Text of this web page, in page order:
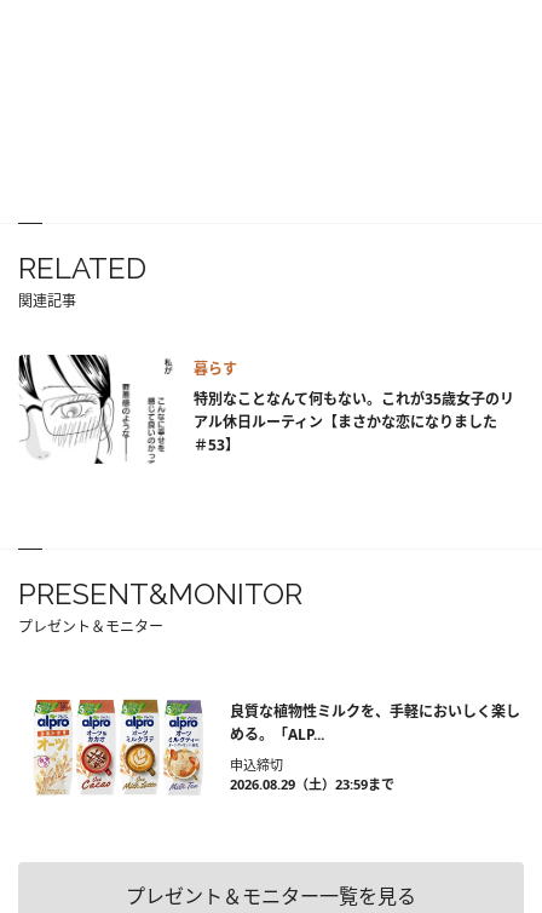
RELATED
関連記事
暮らす
特別なことなんて何もない。これが35歳女子のリ
アル休日ルーティン【まさかな恋になりました
＃53】
PRESENT&MONITOR
プレゼント＆モニター
良質な植物性ミルクを、手軽においしく楽し
める。「ALP...
申込締切
2026.08.29（土）23:59まで
プレゼント＆モニター一覧を見る